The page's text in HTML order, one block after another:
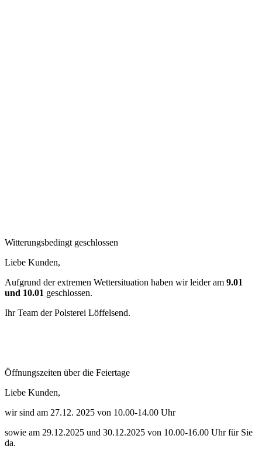
Witterungsbedingt geschlossen
Liebe Kunden,
Aufgrund der extremen Wettersituation haben wir leider am 9.01
und 10.01 geschlossen.
Ihr Team der Polsterei Löffelsend.
Öffnungszeiten über die Feiertage
Liebe Kunden,
wir sind am 27.12. 2025 von 10.00-14.00 Uhr
sowie am 29.12.2025 und 30.12.2025 von 10.00-16.00 Uhr für Sie
da.